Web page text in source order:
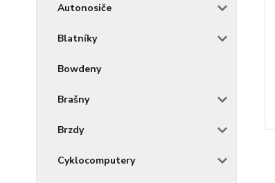
Autonosiče
Blatníky
Bowdeny
Brašny
Brzdy
Cyklocomputery